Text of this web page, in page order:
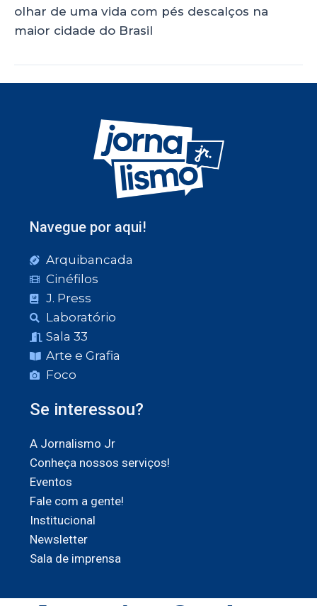
olhar de uma vida com pés descalços na
maior cidade do Brasil
Navegue por aqui!
Arquibancada
Cinéfilos
J. Press
Laboratório
Sala 33
Arte e Grafia
Foco
Se interessou?
A Jornalismo Jr
Conheça nossos serviços!
Eventos
Fale com a gente!
Institucional
Newsletter
Sala de imprensa